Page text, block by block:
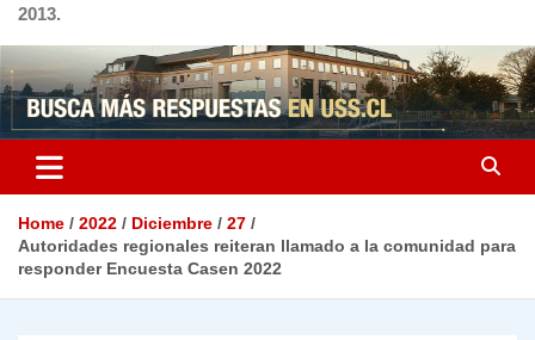
2013.
Home 2022 Diciembre
27
Autoridades regionales reiteran llamado a la comunidad para
responder Encuesta Casen 2022